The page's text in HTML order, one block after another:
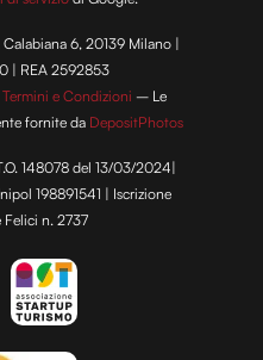
6, 20139 Milano |
| REA 2592853
Termini e Condizioni – Le
fornite da DepositPhotos
148078 del 13/03/2024|
198891541 | Iscrizione
Felici n. 2737